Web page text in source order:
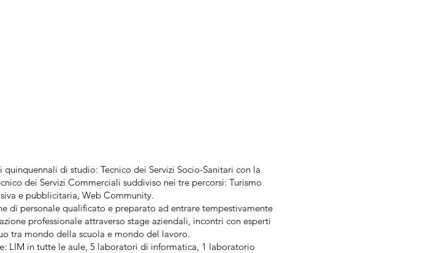
di studio: Tecnico dei Servizi Socio-Sanitari con la
dei Servizi Commerciali suddiviso nei tre percorsi: Turismo
e pubblicitaria, Web Community.
di personale qualificato e preparato ad entrare tempestivamente
professionale attraverso stage aziendali, incontri con esperti
tra mondo della scuola e mondo del lavoro.
LIM in tutte le aule, 5 laboratori di informatica, 1 laboratorio